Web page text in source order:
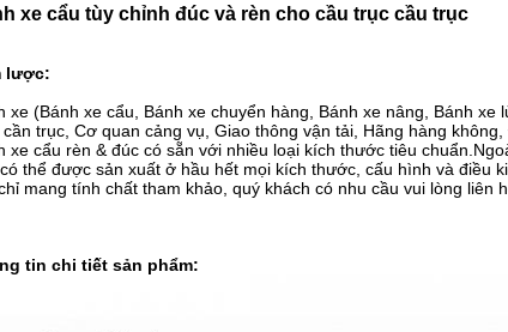
xe cẩu tùy chỉnh đúc và rèn cho cầu trục cầu trục
lược:
xe (Bánh xe cẩu, Bánh xe chuyển hàng, Bánh xe nâng, Bánh
cần trục, Cơ quan cảng vụ, Giao thông vận tải, Hãng hàng
xe cẩu rèn & đúc có sẵn với nhiều loại kích thước tiêu
thể được sản xuất ở hầu hết mọi kích thước, cấu hình và điều
mang tính chất tham khảo, quý khách có nhu cầu vui lòng liên
tin chi tiết sản phẩm: